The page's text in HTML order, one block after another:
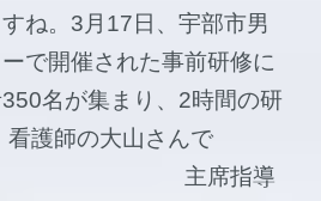
ね。3月17日、宇部市男
で開催された事前研修に
名が集まり、2時間の研
看護師の大山さんで
席指導